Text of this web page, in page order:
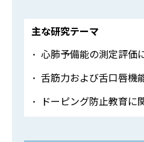
主な研究テーマ
心肺予備能の測定評価
舌筋力および舌口唇機
ドーピング防止教育に